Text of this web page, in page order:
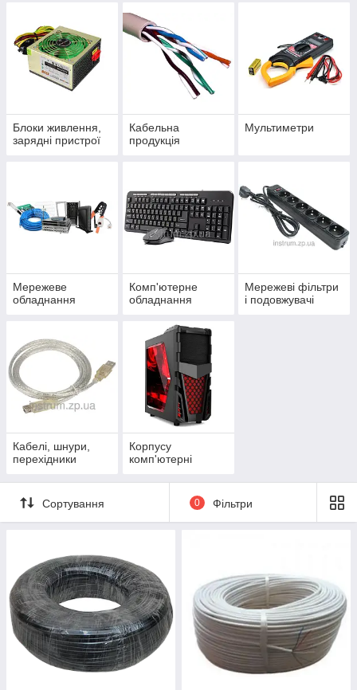
Мережеве обладнання
Комп'ютерне обладнання
Мережеві фільтри та подовжувачі
Кабелі, шнури, перехідники
Блоки живлення,
зарядні пристрої
Кабельна
продукція
Мультиметри
Мережеве
обладнання
Комп'ютерне
обладнання
Мережеві фільтри
і подовжувачі
Кабелі, шнури,
перехідники
Корпусу
комп'ютерні
Сортування 0 Фільтри